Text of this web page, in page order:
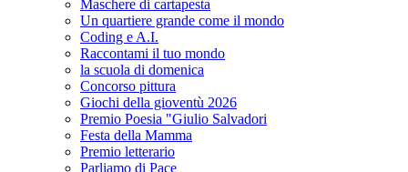
Maschere di cartapesta
Un quartiere grande come il mondo
Coding e A.I.
Raccontami il tuo mondo
la scuola di domenica
Concorso pittura
Giochi della gioventù 2026
Premio Poesia "Giulio Salvadori
Festa della Mamma
Premio letterario
Parliamo di Pace